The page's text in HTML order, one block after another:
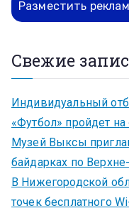
Разместить
Свежие
Индивидуальный
«Футбол» пройдет
Музей Выксы
байдарках по
В Нижегородской
точек бесплатного